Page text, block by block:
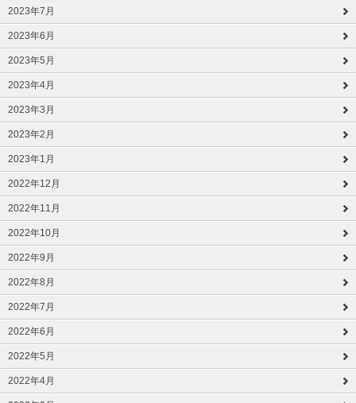
2023年7月
2023年6月
2023年5月
2023年4月
2023年3月
2023年2月
2023年1月
2022年12月
2022年11月
2022年10月
2022年9月
2022年8月
2022年7月
2022年6月
2022年5月
2022年4月